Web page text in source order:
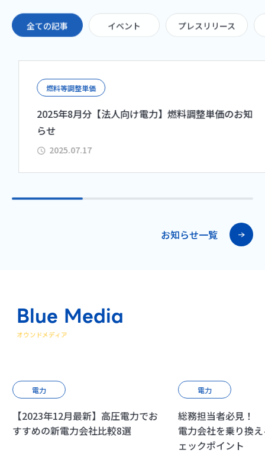
全ての記事 イベント プレスリリース
燃料等調整単価
2025年8月分【法人向け電力】燃料調整単価のお知
らせ
2025.07.17
お知らせ一覧
Blue Media
オウンドメディア
電力
【2023年12月最新】高圧電力でお
すすめの新電力会社比較8選
電力
総務担当者必見！
電力会社を乗り換
ェックポイント